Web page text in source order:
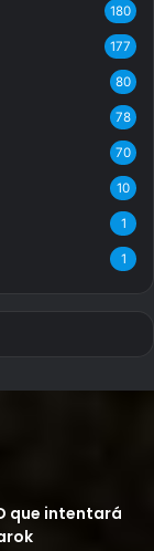
180
177
80
78
70
10
1
1
que intentará